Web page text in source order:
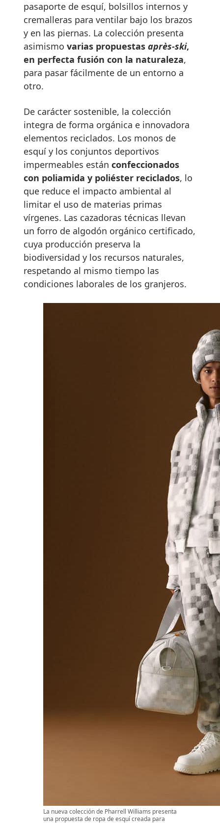
pasaporte de esquí, bolsillos internos y
cremalleras para ventilar bajo los brazos
y en las piernas. La colección presenta
asimismo varias propuestas après-ski,
en perfecta fusión con la naturaleza,
para pasar fácilmente de un entorno a
otro.
De carácter sostenible, la colección
integra de forma orgánica e innovadora
elementos reciclados. Los monos de
esquí y los conjuntos deportivos
impermeables están confeccionados
con poliamida y poliéster reciclados, lo
que reduce el impacto ambiental al
limitar el uso de materias primas
vírgenes. Las cazadoras técnicas llevan
un forro de algodón orgánico certificado,
cuya producción preserva la
biodiversidad y los recursos naturales,
respetando al mismo tiempo las
condiciones laborales de los granjeros.
La nueva colección de Pharrell Williams presenta
una propuesta de ropa de esquí creada para